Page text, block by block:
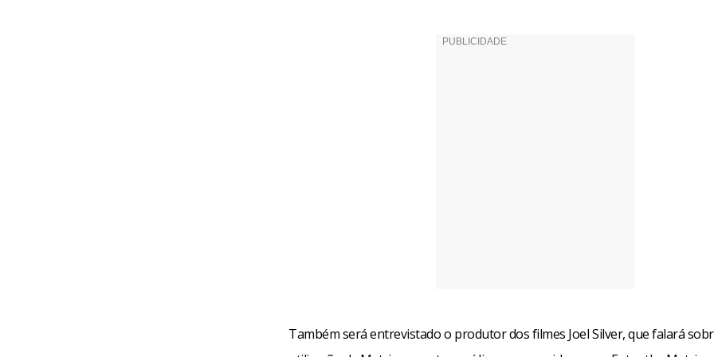
Também será entrevistado o produtor dos filmes Joel Silver, que falará